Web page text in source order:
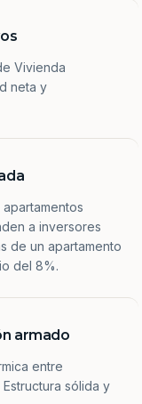
Vivienda
neta y
a inversores
de un apartamento
del 8%.
armado
entre
sólida y